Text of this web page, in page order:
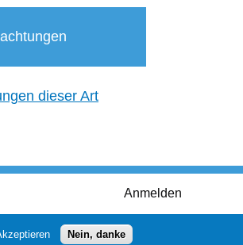
dieser Art
Anmelden
Nein, danke